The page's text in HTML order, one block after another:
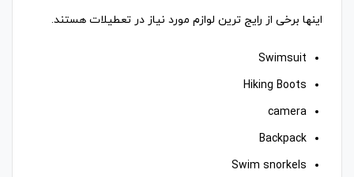
اینها برخی از رایج ترین لوازم مورد نیاز در تعطیلات هستند.
Swimsuit
Hiking Boots
camera
Backpack
Swim snorkels